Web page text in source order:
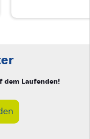
dem Laufenden!